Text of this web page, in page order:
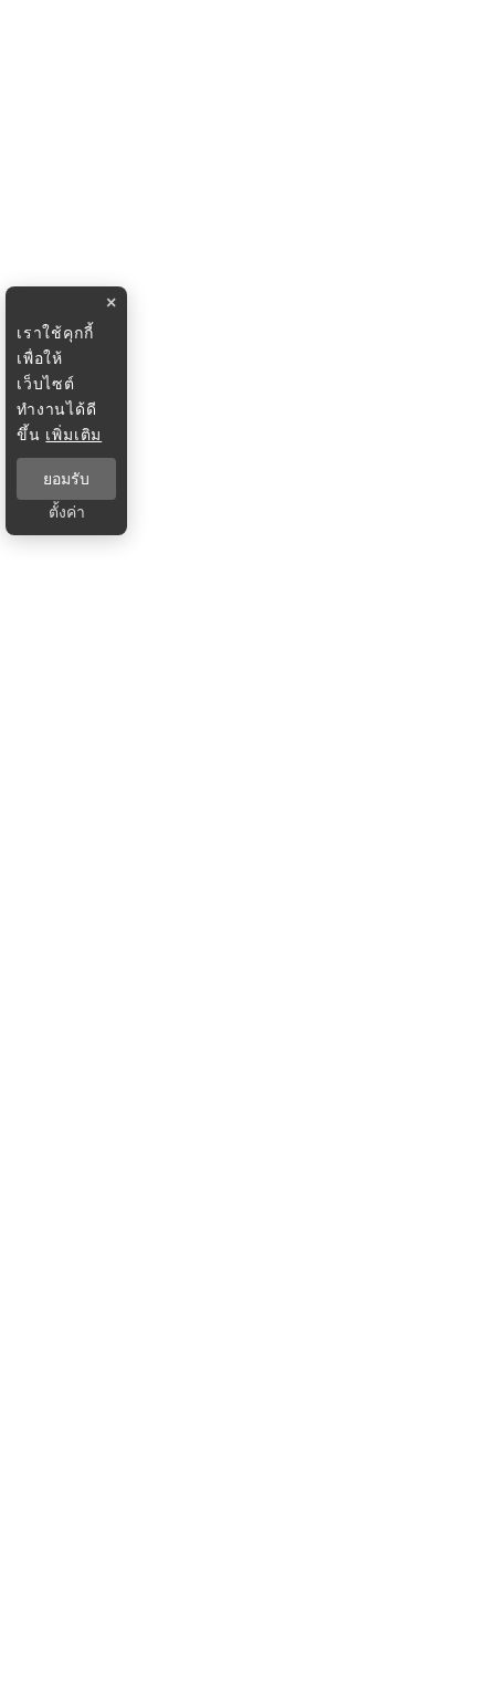
×
เราใช้คุกกี้
เพื่อให้
เว็บไซต์
ทำงานได้ดี
ขึ้น เพิ่มเติม
ยอมรับ
ตั้งค่า